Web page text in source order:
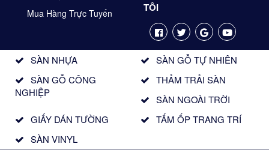
Mua Hàng Trực Tuyến
TÔI
SÀN NHỰA
SÀN GỖ TỰ NHIÊN
SÀN GỖ CÔNG
NGHIỆP
THẢM TRẢI SÀN
SÀN NGOÀI TRỜI
GIẤY DÁN TƯỜNG
TẤM ỐP TRANG TRÍ
SÀN VINYL